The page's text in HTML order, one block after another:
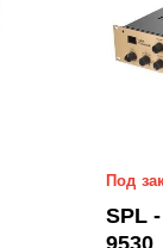
Под
SPL
9530